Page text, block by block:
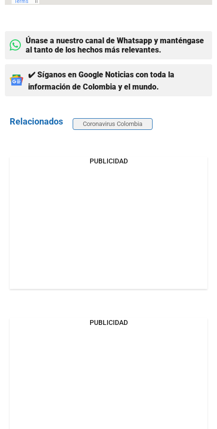
Únase a nuestro canal de Whatsapp y manténgase
al tanto de los hechos más relevantes.
✔️ Síganos en Google Noticias con toda la
información de Colombia y el mundo.
Relacionados Coronavirus Colombia
PUBLICIDAD
PUBLICIDAD